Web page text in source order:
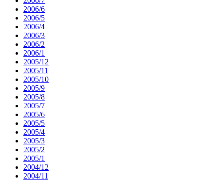
2006/6
2006/5
2006/4
2006/3
2006/2
2006/1
2005/12
2005/11
2005/10
2005/9
2005/8
2005/7
2005/6
2005/5
2005/4
2005/3
2005/2
2005/1
2004/12
2004/11